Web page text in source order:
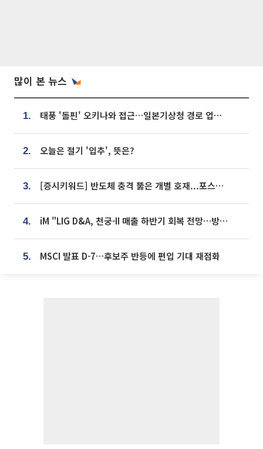
많이 본 뉴스
1. 태풍 '돌핀' 오키나와 접근…일본기상청 경로 업데이트
2. 오늘은 절기 '입추', 뜻은?
3. [증시키워드] 반도체 충격 뚫은 개별 호재...포스코퓨처엠·에코프로·한화솔루션 '눈길'
4. iM "LIG D&A, 천궁-II 매출 하반기 회복 전망…방산 톱픽 유지"
5. MSCI 발표 D-7…후보주 반등에 편입 기대 재점화